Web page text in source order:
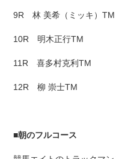
9R 林 美希（ミッキ）TM
10R 明木正行TM
11R 喜多村克利TM
12R 柳 崇士TM
■朝のフルコース